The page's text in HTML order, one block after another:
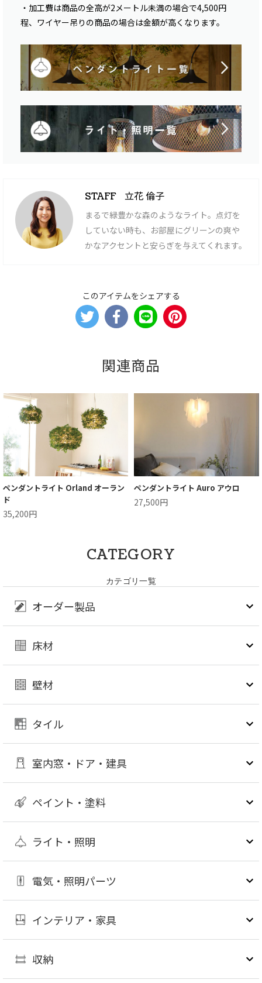
・加工費は商品の全高が2メートル未満の場合で4,500円
程、ワイヤー吊りの商品の場合は金額が高くなります。
STAFF 立花 倫子
まるで緑豊かな森のようなライト。点灯を
していない時も、お部屋にグリーンの爽や
かなアクセントと安らぎを与えてくれます。
このアイテムをシェアする
関連商品
ペンダントライト Orland オーラン
ド
35,200円
ペンダントライト Auro アウロ
27,500円
CATEGORY
カテゴリ一覧
オーダー製品
床材
壁材
タイル
室内窓・ドア・建具
ペイント・塗料
ライト・照明
電気・照明パーツ
インテリア・家具
収納